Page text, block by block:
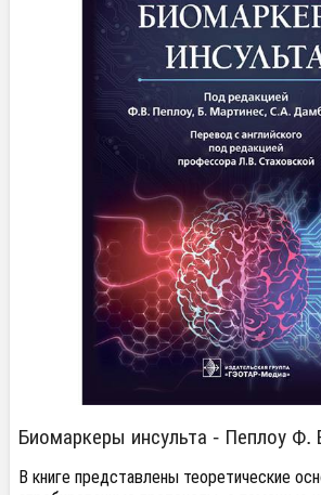
Биомаркеры инсульта - Пеплоу Ф.
В книге представлены теоретические